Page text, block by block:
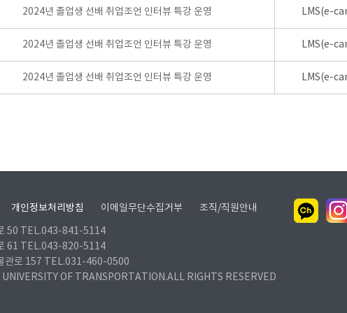
2024년 졸업생 선배 취업조언 인터뷰 특강 운영 LMS(e-
2024년 졸업생 선배 취업조언 인터뷰 특강 운영 LMS(e-
2024년 졸업생 선배 취업조언 인터뷰 특강 운영 LMS(e-
개인정보처리방침 이메일무단수집거부 조직/직원안내
50 TEL.043-841-5114
61 TEL.043-820-5114
관로 157 TEL.031-460-0500
OF TRANSPORTATION.ALL RIGHTS RESERVED